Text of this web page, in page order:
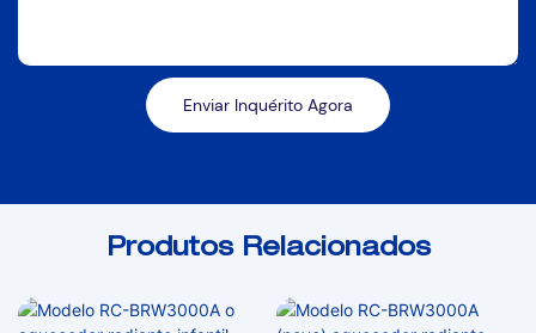
Enviar Inquérito Agora
Produtos Relacionados